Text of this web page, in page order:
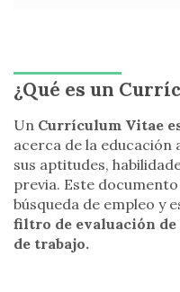
¿Qué es un
Un Currículum Vitae
acerca de la educación
sus aptitudes,
previa. Este
búsqueda de empleo y
filtro de evaluación de
de trabajo.